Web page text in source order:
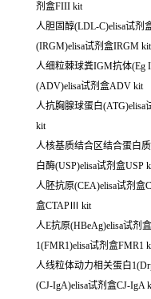
剂盒FIII kit
人胆固醇(LDL-C)elisa试剂
(IRGM)elisa试剂盒IRGM kit
人细粒棘球粪IGM抗体(Eg
(ADV)elisa试剂盒ADV kit
人抗胸腺球蛋白(ATG)elisa
kit
人核基质结合区结合蛋白
白酶(USP)elisa试剂盒USP
人胚抗原(CEA)elisa试剂盒
盒CTAPⅢ kit
人E抗原(HBeAg)elisa试剂
1(FMR1)elisa试剂盒FMR1
人线粒体动力相关蛋白
(CJ-IgA)elisa试剂盒CJ-IgA